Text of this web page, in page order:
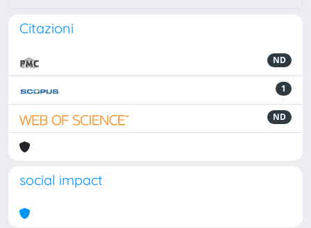
Citazioni
ND
1
ND
social impact